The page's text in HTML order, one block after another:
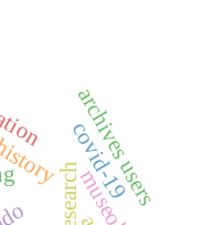
covid-19
archives users